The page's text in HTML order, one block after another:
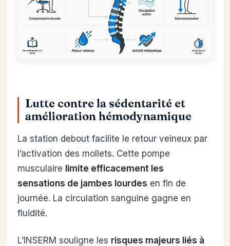
Lutte contre la sédentarité et
amélioration hémodynamique
La station debout facilite le retour veineux par
l’activation des mollets. Cette pompe
musculaire limite efficacement les
sensations de jambes lourdes en fin de
journée. La circulation sanguine gagne en
fluidité.
L’INSERM souligne les risques majeurs liés à